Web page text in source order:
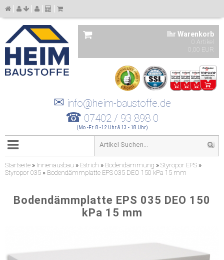
Ihr Warenkorb
0 Artikel
0,00 EUR
✉ info@heim-baustoffe.de
☎ 07402 / 93 898 0
(Mo.-Fr. 8 -12 Uhr & 13 - 18 Uhr)
Startseite » Innenausbau » Estrich » Bodendämmung » Styropor EPS »
Styropor 035 » Bodendämmplatte EPS 035 DEO 150 kPa 15 mm
Bodendämmplatte EPS 035 DEO 150
kPa 15 mm